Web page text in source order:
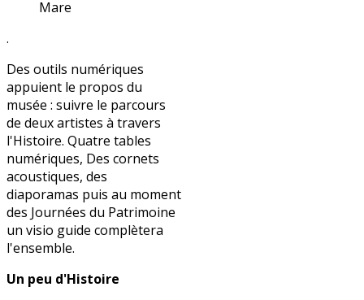
Mare
.
Des outils numériques
appuient le propos du
musée : suivre le parcours
de deux artistes à travers
l'Histoire. Quatre tables
numériques, Des cornets
acoustiques, des
diaporamas puis au moment
des Journées du Patrimoine
un visio guide complètera
l'ensemble.
Un peu d'Histoire